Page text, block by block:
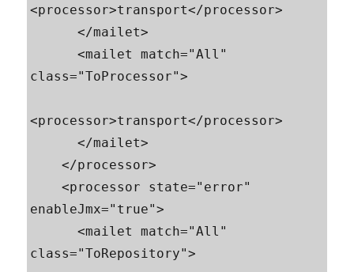
<processor>transport</processor>
      </mailet>
      <mailet match="All"
class="ToProcessor">
<processor>transport</processor>
      </mailet>
    </processor>
    <processor state="error"
enableJmx="true">
      <mailet match="All"
class="ToRepository">